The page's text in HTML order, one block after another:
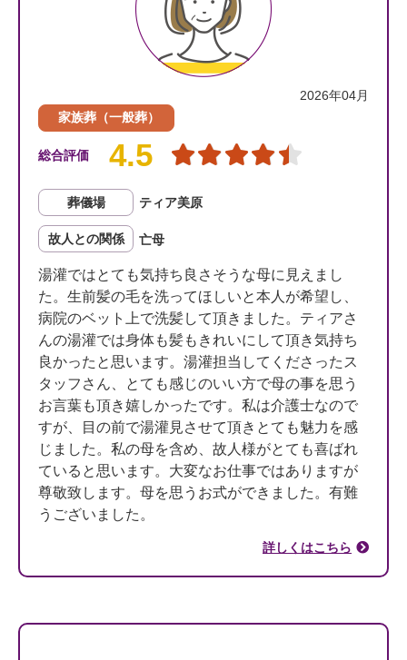
2026年04月
家族葬（一般葬）
総合評価 4.5
葬儀場 ティア美原
故人との関係 亡母
湯灌ではとても気持ち良さそうな母に見えまし
た。生前髪の毛を洗ってほしいと本人が希望し、
病院のベット上で洗髪して頂きました。ティアさ
んの湯灌では身体も髪もきれいにして頂き気持ち
良かったと思います。湯灌担当してくださったス
タッフさん、とても感じのいい方で母の事を思う
お言葉も頂き嬉しかったです。私は介護士なので
すが、目の前で湯灌見させて頂きとても魅力を感
じました。私の母を含め、故人様がとても喜ばれ
ていると思います。大変なお仕事ではありますが
尊敬致します。母を思うお式ができました。有難
うございました。
詳しくはこちら